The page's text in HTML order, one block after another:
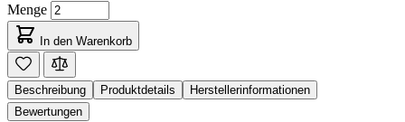
Menge
In den Warenkorb
Beschreibung Produktdetails
Herstellerinformationen
Bewertungen